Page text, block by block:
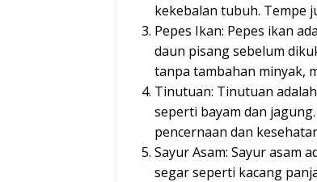
kekebalan tubuh. Tempe
Pepes Ikan: Pepes ikan
daun pisang sebelum
tanpa tambahan minyak,
Tinutuan: Tinutuan
seperti bayam dan
pencernaan dan
Sayur Asam: Sayur asam
segar seperti kacang